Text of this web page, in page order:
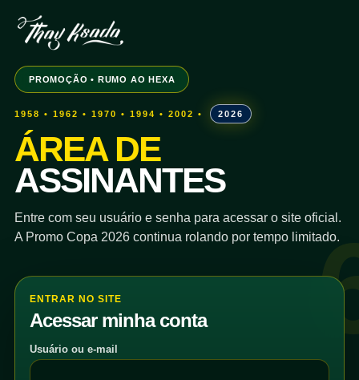
PROMOÇÃO • RUMO AO HEXA
1958 • 1962 • 1970 • 1994 • 2002 • 2026
ÁREA DE
ASSINANTES
Entre com seu usuário e senha para acessar o site oficial.
A Promo Copa 2026 continua rolando por tempo limitado.
ENTRAR NO SITE
Acessar minha conta
Usuário ou e-mail